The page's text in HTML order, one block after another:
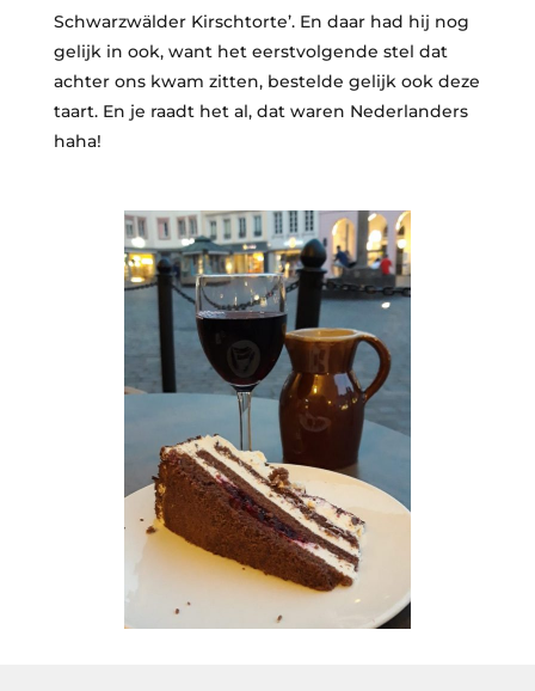
Schwarzwälder Kirschtorte’. En daar had hij nog
gelijk in ook, want het eerstvolgende stel dat
achter ons kwam zitten, bestelde gelijk ook deze
taart. En je raadt het al, dat waren Nederlanders
haha!